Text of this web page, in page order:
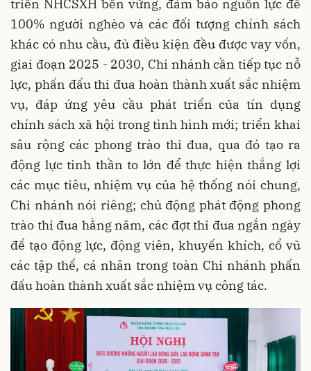
triển NHCSXH bền vững, đảm bảo nguồn lực để
100% người nghèo và các đối tượng chính sách
khác có nhu cầu, đủ điều kiện đều được vay vốn,
giai đoạn 2025 - 2030, Chi nhánh cần tiếp tục nỗ
lực, phấn đấu thi đua hoàn thành xuất sắc nhiệm
vụ, đáp ứng yêu cầu phát triển của tín dụng
chính sách xã hội trong tình hình mới; triển khai
sâu rộng các phong trào thi đua, qua đó tạo ra
động lực tinh thần to lớn để thực hiện thắng lợi
các mục tiêu, nhiệm vụ của hệ thống nói chung,
Chi nhánh nói riêng; chủ động phát động phong
trào thi đua hằng năm, các đợt thi đua ngắn ngày
để tạo động lực, động viên, khuyến khích, cổ vũ
các tập thể, cá nhân trong toàn Chi nhánh phấn
đấu hoàn thành xuất sắc nhiệm vụ công tác.